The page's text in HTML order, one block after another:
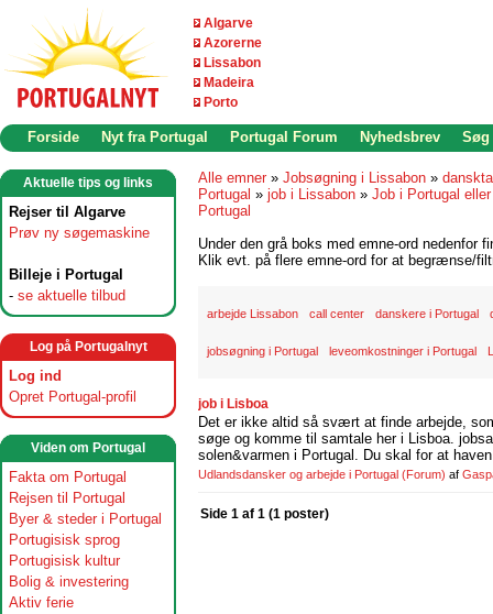
Algarve
Azorerne
Lissabon
Madeira
Porto
Forside Nyt fra Portugal Portugal Forum Nyhedsbrev Søg
Aktuelle tips og links
Rejser til Algarve
Prøv ny søgemaskine
Billeje i Portugal
- se aktuelle tilbud
Log på Portugalnyt
Log ind
Opret Portugal-profil
Viden om Portugal
Fakta om Portugal
Rejsen til Portugal
Byer & steder i Portugal
Portugisisk sprog
Portugisisk kultur
Bolig & investering
Aktiv ferie
Alle emner » Jobsøgning i Lissabon »
Portugal » job i Lissabon » Job i Portugal
Portugal
Under den grå boks med emne-ord nedenfor
Klik evt. på flere emne-ord for at begrænse/
arbejde Lissabon call center danskere i Portugal
jobsøgning i Portugal leveomkostninger i Portugal
job i Lisboa
Det er ikke altid så svært at finde arbejde,
søge og komme til samtale her i Lisboa.
solen&varmen i Portugal. Du skal for at
Udlandsdansker og arbejde i Portugal (Forum) af
Side 1 af 1 (1 poster)